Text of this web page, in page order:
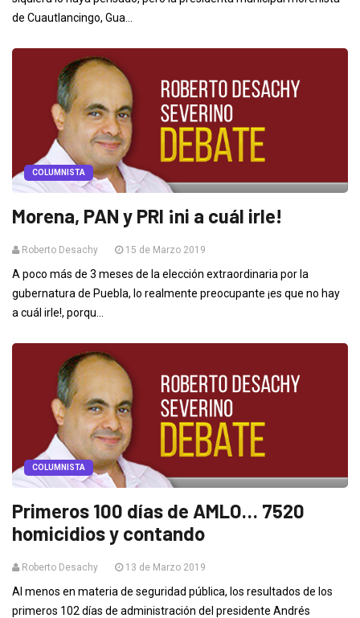
de Cuautlancingo, Gua...
COLUMNISTA
Morena, PAN y PRI ¡ni a cuál irle!
Roberto Desachy 15 de Marzo 2019
A poco más de 3 meses de la elección extraordinaria por la
gubernatura de Puebla, lo realmente preocupante ¡es que no hay
a cuál irle!, porqu...
COLUMNISTA
Primeros 100 días de AMLO… 7520
homicidios y contando
Roberto Desachy 13 de Marzo 2019
Al menos en materia de seguridad pública, los resultados de los
primeros 102 días de administración del presidente Andrés